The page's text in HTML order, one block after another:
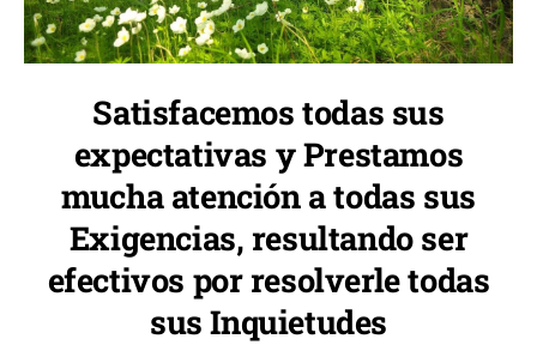
Satisfacemos todas sus
expectativas y Prestamos
mucha atención a todas sus
Exigencias, resultando ser
efectivos por resolverle todas
sus Inquietudes